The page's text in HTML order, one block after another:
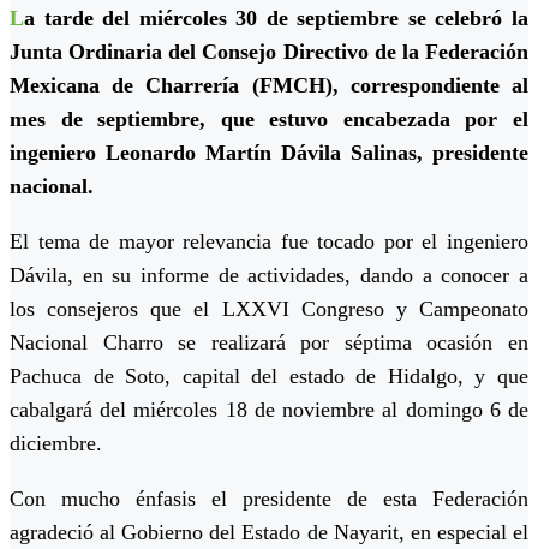
La tarde del miércoles 30 de septiembre se celebró la
Junta Ordinaria del Consejo Directivo de la Federación
Mexicana de Charrería (FMCH), correspondiente al
mes de septiembre, que estuvo encabezada por el
ingeniero Leonardo Martín Dávila Salinas, presidente
nacional.
El tema de mayor relevancia fue tocado por el ingeniero
Dávila, en su informe de actividades, dando a conocer a
los consejeros que el LXXVI Congreso y Campeonato
Nacional Charro se realizará por séptima ocasión en
Pachuca de Soto, capital del estado de Hidalgo, y que
cabalgará del miércoles 18 de noviembre al domingo 6 de
diciembre.
Con mucho énfasis el presidente de esta Federación
agradeció al Gobierno del Estado de Nayarit, en especial el